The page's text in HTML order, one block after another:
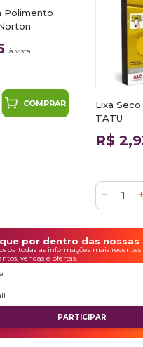
Polimento
à vista
COMPRAR
Lixa
TATU
R$
−
por dentro das nossas
todas as informações mais recentes
vendas e ofertas.